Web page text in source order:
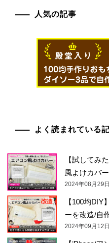
人気の記事
よく読まれている
【試してみ
風よけカバ
2024年08月29日
【100均
ーを改造/自
2024年09月12日